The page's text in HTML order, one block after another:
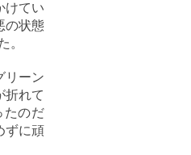
けてい
の状態
。
リーン
折れて
たのだ
ずに頑